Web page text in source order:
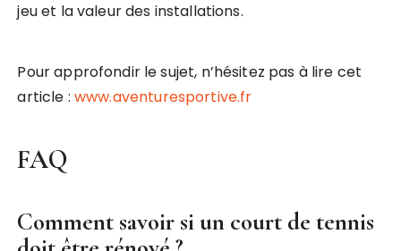
jeu et la valeur des installations.
Pour approfondir le sujet, n’hésitez pas à lire cet
article : www.aventuresportive.fr
FAQ
Comment savoir si un court de tennis